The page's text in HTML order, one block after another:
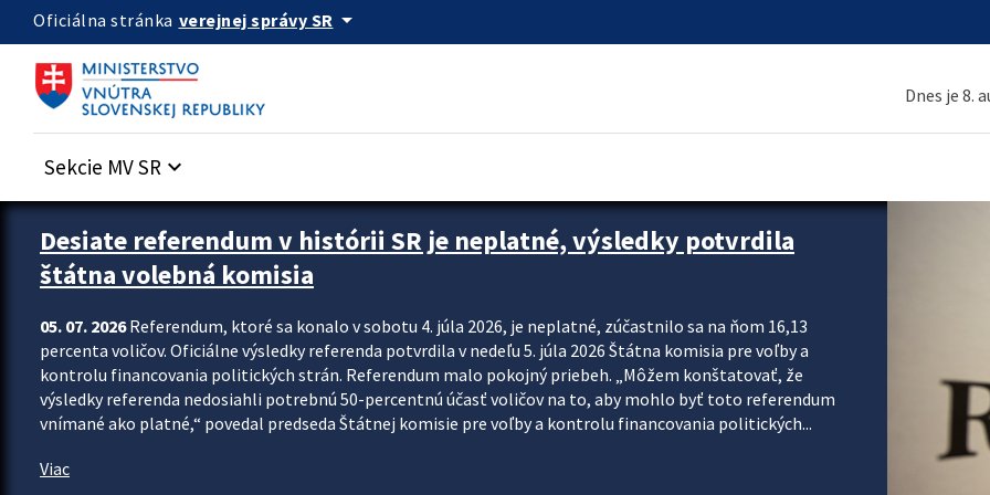
Preskocit na hlavný obsah
Oficiálna stránka verejnej správy SR arrow_drop_down
Dnes je 8.
Sekcie MV SR keyboard_arrow_down
Zastavit automatický posun upútavok
Desiate referendum v histórii SR je neplatné, výsledky potvrdila
štátna volebná komisia
05. 07. 2026Referendum, ktoré sa konalo v sobotu 4. júla 2026, je neplatné, zúčastnilo sa na ňom 16,13
percenta voličov. Oficiálne výsledky referenda potvrdila v nedeľu 5. júla 2026 Štátna komisia pre voľby a
kontrolu financovania politických strán. Referendum malo pokojný priebeh. „Môžem konštatovať, že
výsledky referenda nedosiahli potrebnú 50-percentnú účasť voličov na to, aby mohlo byť toto referendum
vnímané ako platné,“ povedal predseda Štátnej komisie pre voľby a kontrolu financovania politických...
Viac